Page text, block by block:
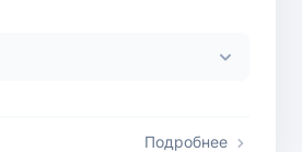
Подробнее